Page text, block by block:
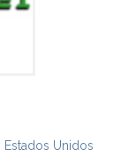
Estados Unidos